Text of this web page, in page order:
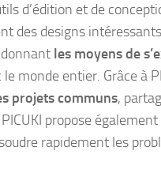
d’édition et de
des designs
les moyens de
monde entier. Grâce à
projets communs,
propose
rapidement les